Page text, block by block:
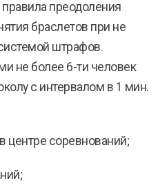
правила преодоления
браслетов при не
штрафов.
не более 6-ти человек
с интервалом в 1 мин.
центре соревнований;